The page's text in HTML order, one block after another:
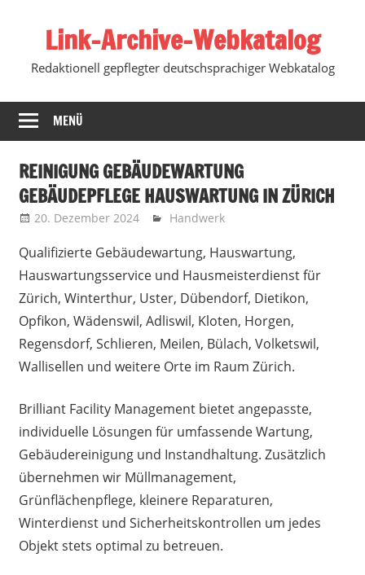
springenLink-Archive-Webkatalog
Redaktionell gepflegter deutschsprachiger Webkatalog
MENÜ
REINIGUNG GEBÄUDEWARTUNG
GEBÄUDEPFLEGE HAUSWARTUNG IN ZÜRICH
20. Dezember 2024 Marko
Handwerk
Qualifizierte Gebäudewartung, Hauswartung,
Hauswartungsservice und Hausmeisterdienst für
Zürich, Winterthur, Uster, Dübendorf, Dietikon,
Opfikon, Wädenswil, Adliswil, Kloten, Horgen,
Regensdorf, Schlieren, Meilen, Bülach, Volketswil,
Wallisellen und weitere Orte im Raum Zürich.
Brilliant Facility Management bietet angepasste,
individuelle Lösungen für umfassende Wartung,
Gebäudereinigung und Instandhaltung. Zusätzlich
übernehmen wir Müllmanagement,
Grünflächenpflege, kleinere Reparaturen,
Winterdienst und Sicherheitskontrollen um jedes
Objekt stets optimal zu betreuen.